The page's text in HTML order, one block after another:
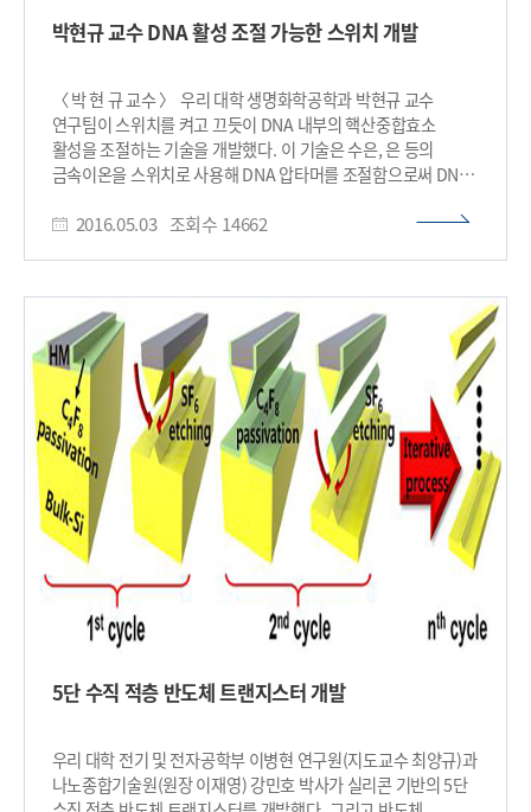
채널이 쌓여있기 때문에 단일 구조와 달리 면적이 증가되지 않아
최양규 교수 연구팀에서 개발된 일괄 플라즈마 건식 식각 공정을
통해 이뤄졌다. 이병현 연구원은 이 기술을 통해 작년 비 메모리
반도체 소자 개발에 성공했고, 이번 연구를 통해 고성능 융합
메모리 소자를 개발했다. 최양규 교수는 “이번 연구를 통한
메모리 반도체의 제작 공정과 성능의 개선 및 높은 실효성이
기대된다”며 “궁극적으로는 메모리 반도체의 소형화를 계속
이어나갈 것으로 예상한다”고 말했다. 이병현 연구원은
“나노종합기술원의 강민호 박사를 포함한 관련 엔지니어들의
미래창조과학부 글로벌프론티어사업 스마트IT융합시스템
연구단과 미래유망융합파이오니아 사업의 씨모스(CMOS) THz
기술 융합 연구단의 지원을 받아 수행됐다. □ 그림 설명 그림1.
전자 현미경 사진 및 투과 전자 현미경 사진 그림2. 고성능
융합메모리에 대한 요약 모식도 ​
박현규 교수 DNA 활성 조절 가능한 스위치 개발
〈 박 현 규 교수 〉 우리 대학 생명화학공학과 박현규 교수
연구팀이 스위치를 켜고 끄듯이 DNA 내부의 핵산중합효소
활성을 조절하는 기술을 개발했다. 이 기술은 수은, 은 등의
금속이온을 스위치로 사용해 DNA 압타머를 조절함으로써 DNA
원리이다. 이번 연구는 영국왕립화학회가 발행하는
금속이온의 상호작용을 이용해 효소 활성을 조절하는 여러
연구들이 수행되고 있다. 하지만 이 연구들은 금속이온에 의해
반응이 진행되고 나면 다시 반응을 되돌릴 수 없어 가역적으로
시스템을 구현해야 하는 분자스위치, 논리게이트 등에 사용이
어렵다는 한계를 갖는다. 핵산중합효소는 핵산의 복제를 돕는
효소로 DNA 압타머와 결합해 있는 상태로는 별다른 역할을
수행할 수 없다. 따라서 특정 외부적 자극을 통해 DNA 압타머를
조절해 핵산중합효소를 활성화시켜야 한다. 연구팀은 문제
해결을 위해 핵산중합효소와 상호작용을 하는 DNA 압타머가
특정 금속이온에 반응하도록 염기서열을 조작했다. 그리고 수은
및 은 등의 금속이온을 도입해 핵산중합효소와 DNA 압타머의
결합을 조절함으로써 중합효소의 활성을 조절 가능하게
만들었다. 연구팀은 이 기술을 기반으로 금속이온에 의해
시스템을 조절할 수 있는 분자 수준의 스위치를 개발했다. 기존
기술의 한계였던 비가역성 문제를 해결해 핵산중합효소의 활성을
DNA기반의 분자회로 및 신호전달체계의 원천기술이 될 수 있을
기술은 중합효소 외에 다양한 효소 활성의 가역적 조절에 응용될
수 있다”며 “이를 통해 다양한 분자 스위치의 개발이 가능해질
것으로 기대된다”고 말했다. 이번 연구는 미래창조과학부가
2016.05.03 조회수 14662
5단 수직 적층 반도체 트랜지스터 개발
우리 대학 전기 및 전자공학부 이병현 연구원(지도교수 최양규)과
나노종합기술원(원장 이재영) 강민호 박사가 실리콘 기반의 5단